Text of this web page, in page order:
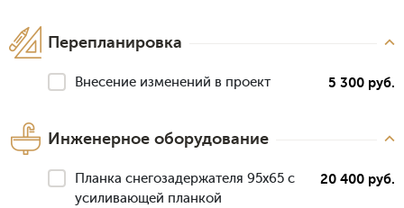
Перепланировка
Внесение изменений в проект 5 300 руб.
Инженерное оборудование
Планка снегозадержателя 95х65 с
усиливающей планкой
20 400 руб.